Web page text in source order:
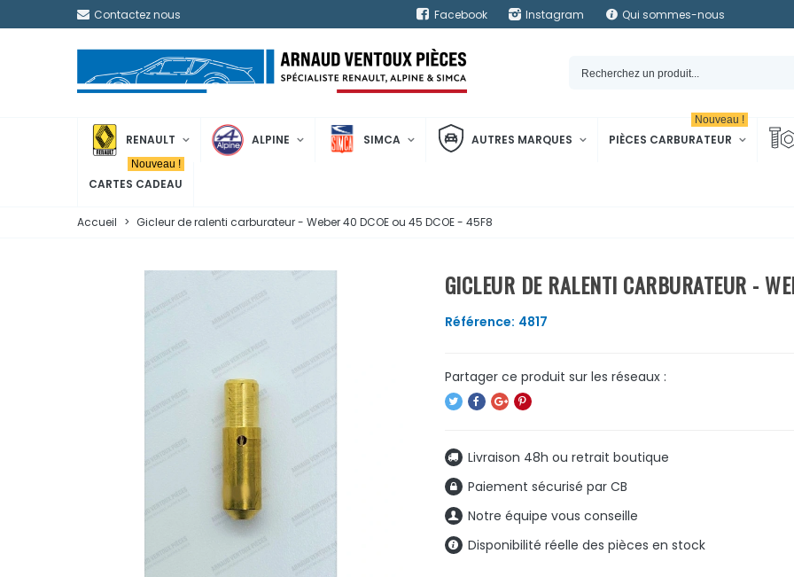
Contactez nous Facebook Instagram Qui sommes-nous
RENAULT ALPINE SIMCA AUTRES MARQUES PIÈCES CARBURATEUR
Nouveau !
CARTES CADEAU
Nouveau !
Accueil > Gicleur de ralenti carburateur - Weber 40 DCOE ou 45 DCOE - 45F8
GICLEUR DE RALENTI CARBURATEUR -
Référence: 4817
Livraison 48h ou retrait boutique
Paiement sécurisé par CB
Notre équipe vous conseille
Disponibilité réelle des pièces en stock